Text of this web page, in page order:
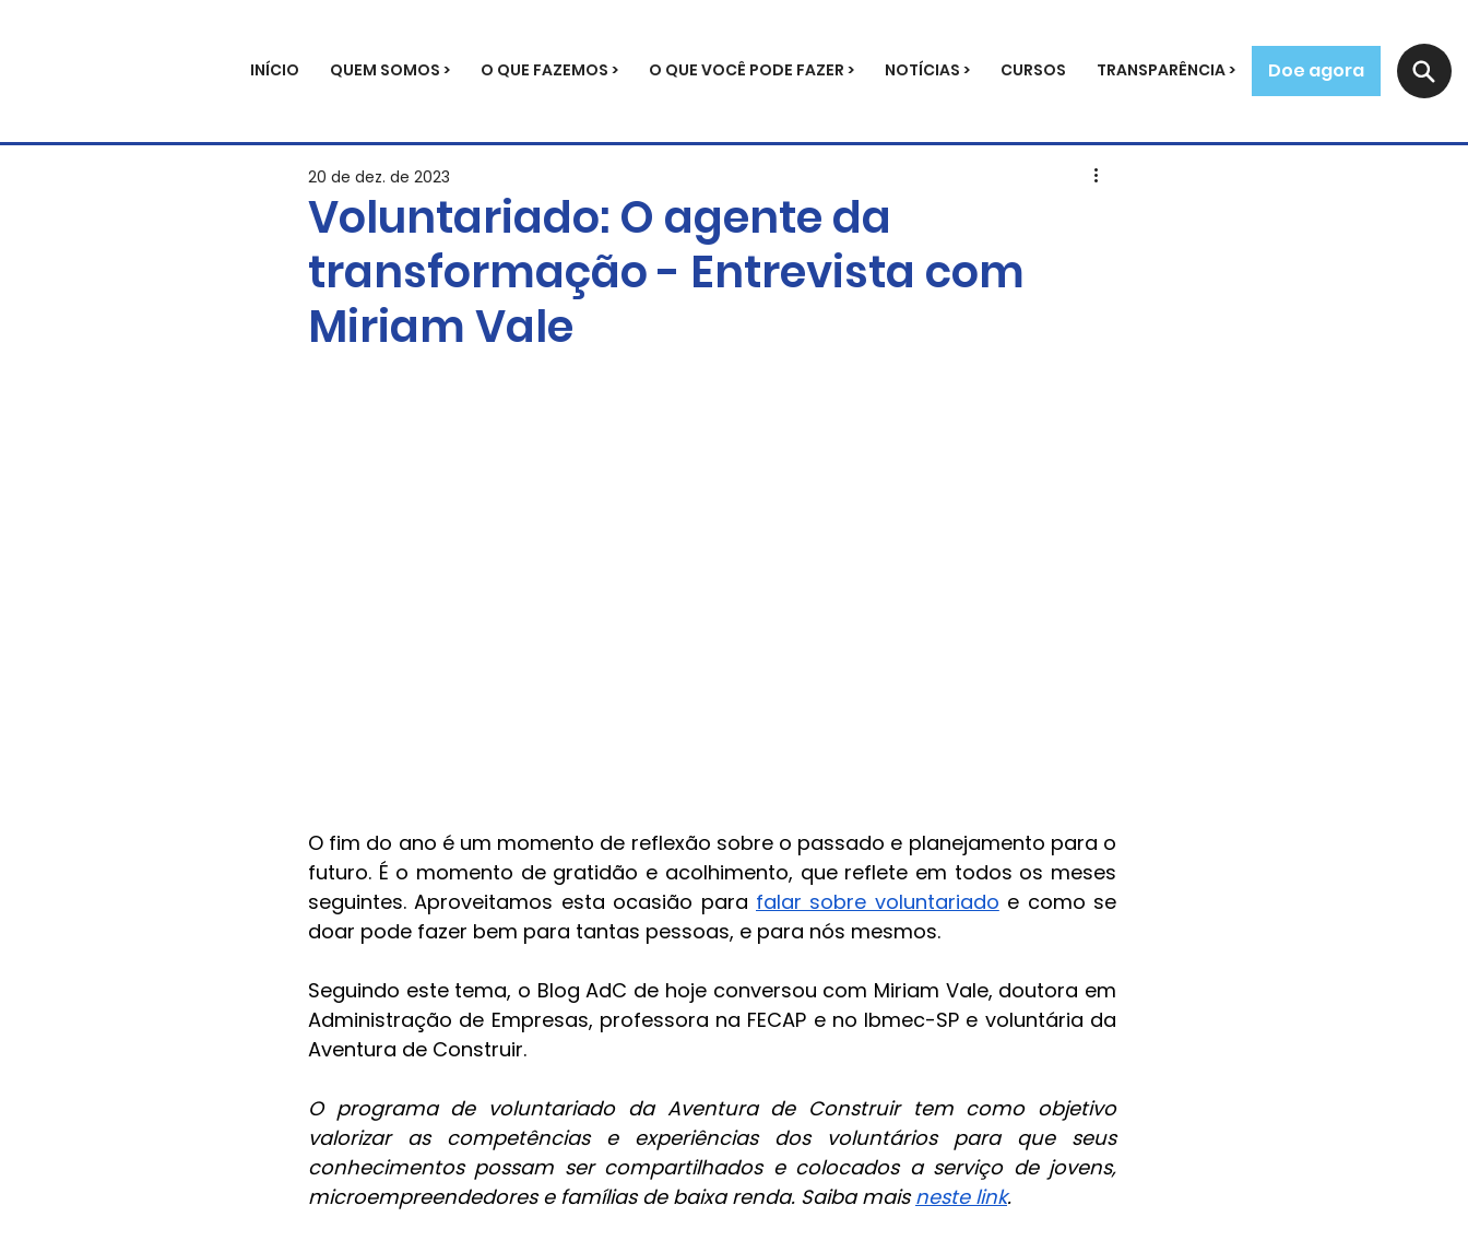
INÍCIO QUEM SOMOS > O QUE FAZEMOS > O QUE VOCÊ PODE FAZER > NOTÍCIAS > CURSOS TRANSPARÊNCIA > Doe agora
Voluntariado: O agente da
transformação - Entrevista com
Miriam Vale
20 de dez. de 2023
O fim do ano é um momento de reflexão sobre o passado e planejamento para o
futuro. É o momento de gratidão e acolhimento, que reflete em todos os meses
seguintes. Aproveitamos esta ocasião para falar sobre voluntariado e como se
doar pode fazer bem para tantas pessoas, e para nós mesmos.
Seguindo este tema, o Blog AdC de hoje conversou com Miriam Vale, doutora em
Administração de Empresas, professora na FECAP e no Ibmec-SP e voluntária da
Aventura de Construir.
O programa de voluntariado da Aventura de Construir tem como objetivo
valorizar as competências e experiências dos voluntários para que seus
conhecimentos possam ser compartilhados e colocados a serviço de jovens,
microempreendedores e famílias de baixa renda. Saiba mais neste link.